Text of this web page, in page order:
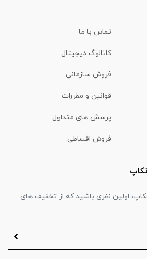
تماس با ما
کاتالوگ دیجیتال
فروش سازمانی
قوانین و مقررات
پرسش های متداول
فروش اقساطی
اولین نفری باشید که از تخفیف های